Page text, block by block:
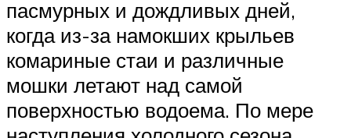
пасмурных и дождливых дней,
когда из-за намокших крыльев
комариные стаи и различные
мошки летают над самой
поверхностью водоема. По мере